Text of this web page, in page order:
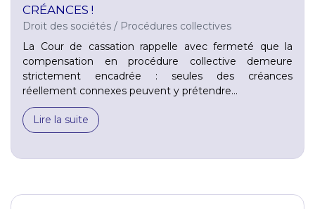
CRÉANCES !
Droit des sociétés / Procédures collectives
La Cour de cassation rappelle avec fermeté que la
compensation en procédure collective demeure
strictement encadrée : seules des créances
réellement connexes peuvent y prétendre...
Lire la suite